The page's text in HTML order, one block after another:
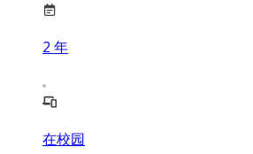
2 年
在校园